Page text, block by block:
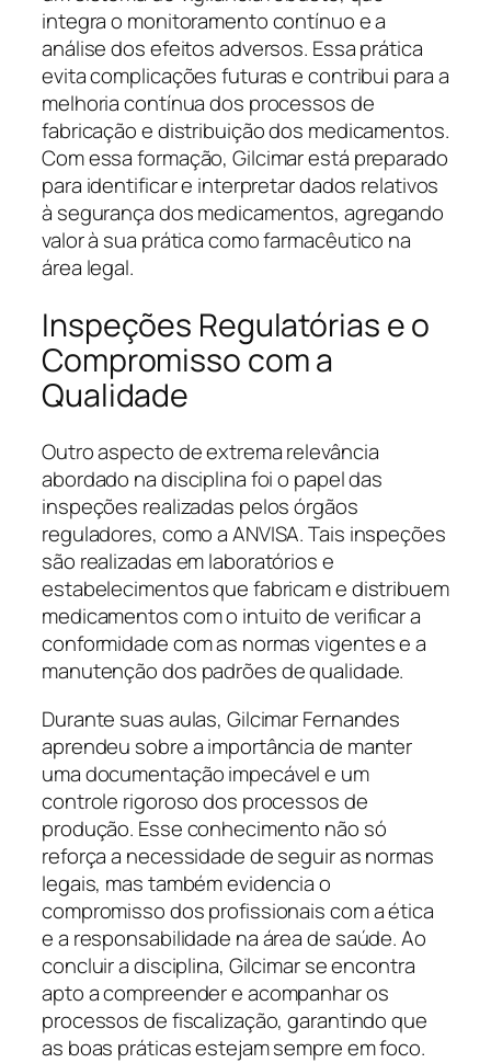
integra o monitoramento contínuo e a
análise dos efeitos adversos. Essa prática
evita complicações futuras e contribui para a
melhoria contínua dos processos de
fabricação e distribuição dos medicamentos.
Com essa formação, Gilcimar está preparado
para identificar e interpretar dados relativos
à segurança dos medicamentos, agregando
valor à sua prática como farmacêutico na
área legal.
Inspeções Regulatórias e o
Compromisso com a
Qualidade
Outro aspecto de extrema relevância
abordado na disciplina foi o papel das
inspeções realizadas pelos órgãos
reguladores, como a ANVISA. Tais inspeções
são realizadas em laboratórios e
estabelecimentos que fabricam e distribuem
medicamentos com o intuito de verificar a
conformidade com as normas vigentes e a
manutenção dos padrões de qualidade.
Durante suas aulas, Gilcimar Fernandes
aprendeu sobre a importância de manter
uma documentação impecável e um
controle rigoroso dos processos de
produção. Esse conhecimento não só
reforça a necessidade de seguir as normas
legais, mas também evidencia o
compromisso dos profissionais com a ética
e a responsabilidade na área de saúde. Ao
concluir a disciplina, Gilcimar se encontra
apto a compreender e acompanhar os
processos de fiscalização, garantindo que
as boas práticas estejam sempre em foco.